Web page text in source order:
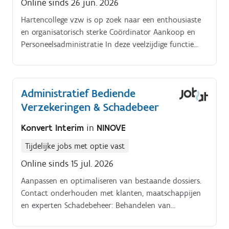
Online sinds 26 jun. 2026
Hartencollege vzw is op zoek naar een enthousiaste
en organisatorisch sterke Coördinator Aankoop en
Personeelsadministratie In deze veelzijdige functie
van het poetspersoneel binnen de verschillende
campussen en de personeelsadministratie van het
niet-gesubsidieerd personeel Je zorgt ervoor dat de
nodige goederen en diensten, dat de
schoonmaakwerking kwaliteitsvol wordt
niet-gesubsidieerd personeel correct worden
opgevolgd. Hierbij werk je nauw samen met de
directies, de directeur ondersteunende diensten, de
verantwoordelijke infrastructuur, de
Administratief Bediende
Verzekeringen & Schadebeer
Konvert Interim in NINOVE
Tijdelijke jobs met optie vast
Online sinds 15 jul. 2026
Aanpassen en optimaliseren van bestaande dossiers.
Contact onderhouden met klanten, maatschappijen
en experten Schadebeheer: Behandelen van